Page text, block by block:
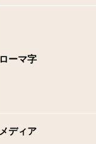
ローマ字
メディア